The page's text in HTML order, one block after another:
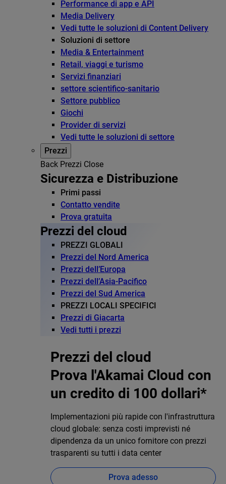
Performance di app e API
Media Delivery
Vedi tutte le soluzioni di Content Delivery
Soluzioni di settore
Media & Entertainment
Retail, viaggi e turismo
Servizi finanziari
settore scientifico-sanitario
Settore pubblico
Giochi
Provider di servizi
Vedi tutte le soluzioni di settore
Prezzi
Back Prezzi Close
Sicurezza e Distribuzione
Primi passi
Contatto vendite
Prova gratuita
Prezzi del cloud
PREZZI GLOBALI
Prezzi del Nord America
Prezzi dell’Europa
Prezzi dell’Asia-Pacifico
Prezzi del Sud America
PREZZI LOCALI SPECIFICI
Prezzi di Giacarta
Vedi tutti i prezzi
Prezzi del cloud
Prova l'Akamai Cloud con
un credito di 100 dollari*
Implementazioni più rapide con l'infrastruttura
cloud globale: senza costi imprevisti né
dipendenza da un unico fornitore con prezzi
trasparenti su tutti i data center
Prova adesso